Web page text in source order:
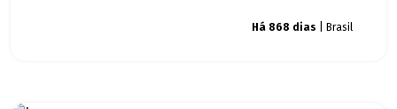
Há 868 dias | Brasil